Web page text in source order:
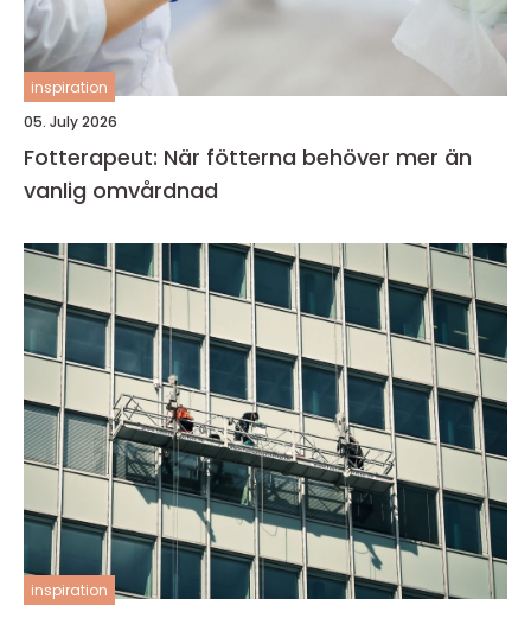
inspiration
05. July 2026
Fotterapeut: När fötterna behöver mer än
vanlig omvårdnad
inspiration